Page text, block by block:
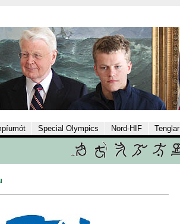
Special Olympics Nord-HIF Tenglar